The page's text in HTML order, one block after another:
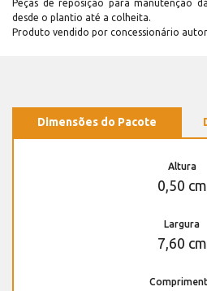
Peças de reposição para manutenção
desde o plantio até a colheita.
Produto vendido por concessionário
Dimensões do Pacote
Altura
0,50 cm
Largura
7,60 cm